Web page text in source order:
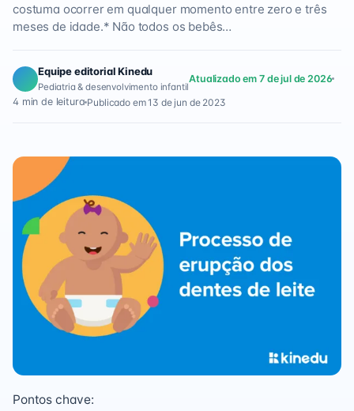
costuma ocorrer em qualquer momento entre zero e três
meses de idade.* Não todos os bebês…
Equipe editorial Kinedu
Pediatria & desenvolvimento infantil
Atualizado em 7 de jul de 2026
4 min de leitura Publicado em 13 de jun de 2023
Pontos chave: